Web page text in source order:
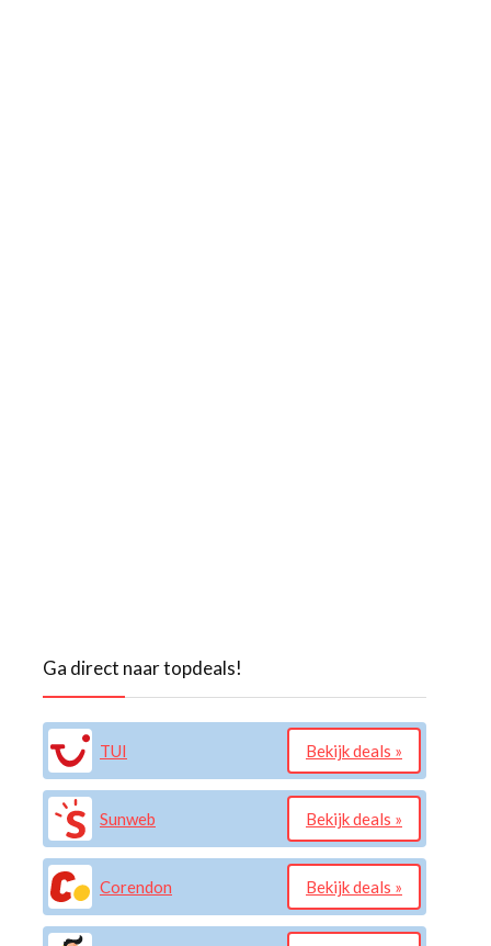
Ga direct naar topdeals!
TUI Bekijk deals »
Sunweb Bekijk deals »
Corendon Bekijk deals »